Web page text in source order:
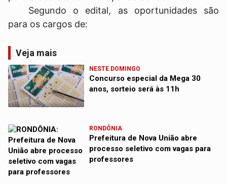
Segundo o edital, as oportunidades são
para os cargos de:
Veja mais
NESTE DOMINGO
Concurso especial da Mega 30
anos, sorteio será às 11h
RONDÔNIA
Prefeitura de Nova União abre
processo seletivo com vagas para
professores